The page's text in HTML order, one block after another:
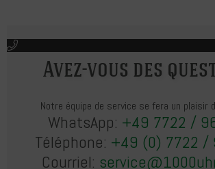
Avez-vous des
Notre équipe de service se fera un plaisir
WhatsApp: +49 7722 /
Téléphone: +49 (0) 7722 /
Courriel: